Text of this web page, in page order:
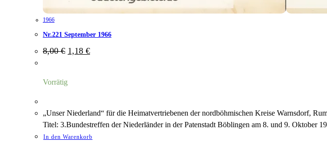
1966
Nr.221 September 1966
8,00€ Ursprünglicher
Preis
1,18 €Aktueller
Preis
Vorrätig
„Unser Niederland“ für die Heimatvertriebenen der nordböhmischen Kreise Warnsdorf,
Titel: 3.Bundestreffen der Niederländer in der Patenstadt Böblingen am 8. und 9. Oktober
In den Warenkorb